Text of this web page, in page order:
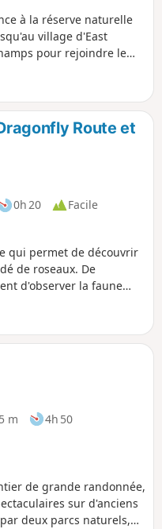
à la réserve naturelle
village d'East
pour rejoindre le
montée, tu auras une
Route et
0h 20
Facile
qui permet de découvrir
de roseaux. De
d'observer la faune
fuligules morillons, et
emprunte des
adaptés à tous
m
4h 50
de grande randonnée,
sur d'anciens
deux parcs naturels,